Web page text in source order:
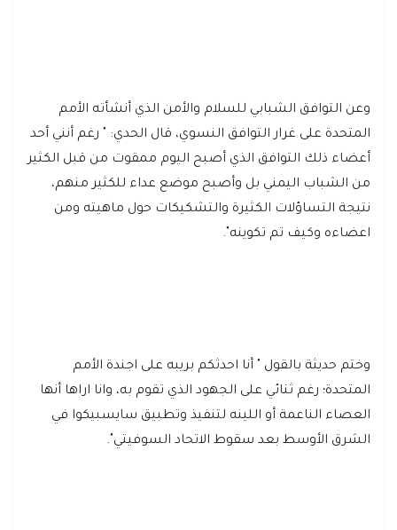
وعن التوافق الشبابي للسلام والأمن الذي أنشأته الأمم
المتحدة على غرار التوافق النسوي، قال الحدي: " رغم أنني أحد
أعضاء ذلك التوافق الذي أصبح اليوم ممقوت من قبل الكثير
من الشباب اليمني بل وأصبح موضع عداء للكثير منهم،
نتيجة التساؤلات الكثيرة والتشكيكات حول ماهيته ومن
اعضاءه وكيف تم تكوينه".
وختم حديثة بالقول " أنا احدثكم بريبه على اجندة الأمم
المتحدة؛ رغم ثنائي على الجهود الذي تقوم به، وانا اراها أنها
العصاء الناعمة أو اللينه لتنفيذ وتطبيق سايسبيكوا في
الشرق الأوسط بعد سقوط الاتحاد السوفيتي".